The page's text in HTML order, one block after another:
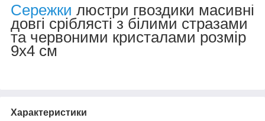
Сережки люстри гвоздики масивні
довгі сріблясті з білими стразами
та червоними кристалами розмір
9х4 см
Характеристики